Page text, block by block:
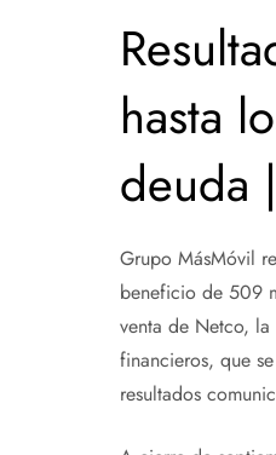
hasta
deuda
Grupo MásMóvil
beneficio de 509
venta de Netco,
financieros, que
resultados